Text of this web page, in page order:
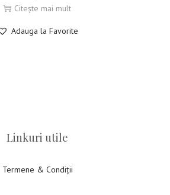
Citește mai mult
Adauga la Favorite
Linkuri utile
Termene & Condiții